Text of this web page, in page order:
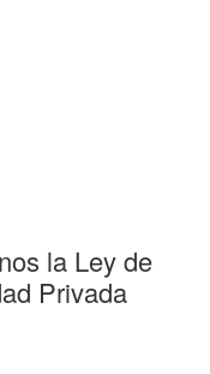
la Ley de
Privada